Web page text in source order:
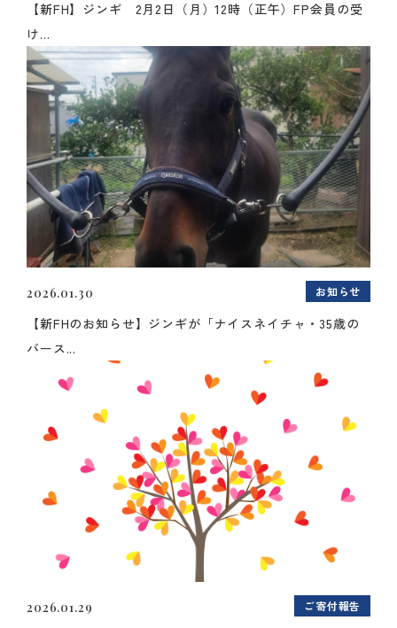
【新FH】ジンギ 2月2日（月）12時（正午）FP会員の受
け...
2026.01.30 お知らせ
【新FHのお知らせ】ジンギが「ナイスネイチャ・35歳の
バース...
2026.01.29 ご寄付報告